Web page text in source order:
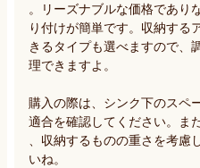
。リーズナブルな価格であり
り付けが簡単です。収納する
きるタイプも選べますので、
理できますよ。
購入の際は、シンク下のスペ
適合を確認してください。ま
、収納するものの重さを考慮
いね。